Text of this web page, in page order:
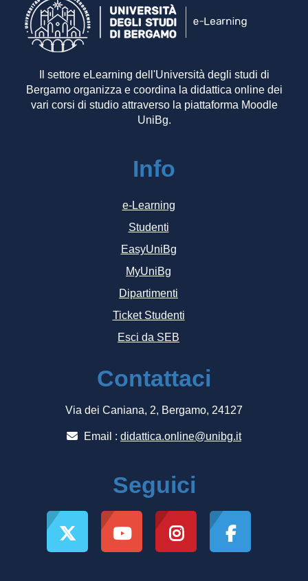
Il settore eLearning dell'Università degli studi di
Bergamo organizza e coordina la didattica online dei
vari corsi di studio attraverso la piattaforma Moodle
UniBg.
Info
e-Learning
Studenti
EasyUniBg
MyUniBg
Dipartimenti
Ticket Studenti
Esci da SEB
Contattaci
Via dei Caniana, 2, Bergamo, 24127
Email : didattica.online@unibg.it
Seguici